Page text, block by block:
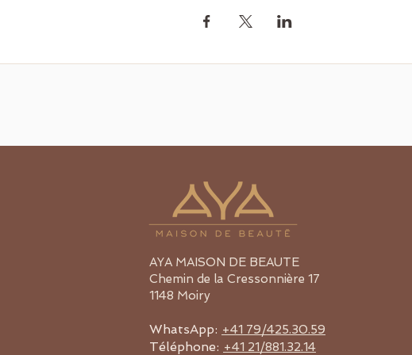
AYA MAISON DE BEAUTE
​Chemin de la Cressonnière 17
1148 Moiry
WhatsApp: +41 79/425.30.59
Téléphone: +41 21/881.32.14